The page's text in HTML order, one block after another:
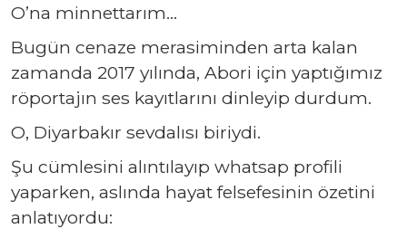
O’na minnettarım…
Bugün cenaze merasiminden arta kalan
zamanda 2017 yılında, Abori için yaptığımız
röportajın ses kayıtlarını dinleyip durdum.
O, Diyarbakır sevdalısı biriydi.
Şu cümlesini alıntılayıp whatsap profili
yaparken, aslında hayat felsefesinin özetini
anlatıyordu: